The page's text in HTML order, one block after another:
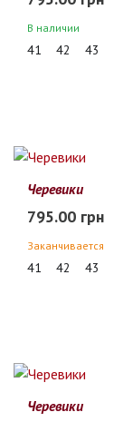
В наличии
41 42 43
Черевики
795.00 грн
Заканчивается
41 42 43
Черевики